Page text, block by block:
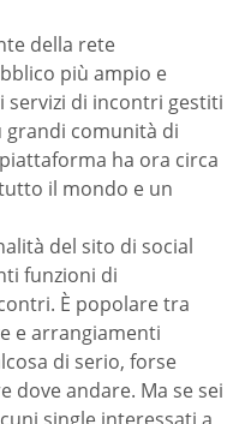
della rete
più ampio e
di incontri gestiti
grandi comunità di
ha ora circa
il mondo e un
del sito di social
funzioni di
È popolare tra
e arrangiamenti
di serio, forse
dove andare. Ma se sei